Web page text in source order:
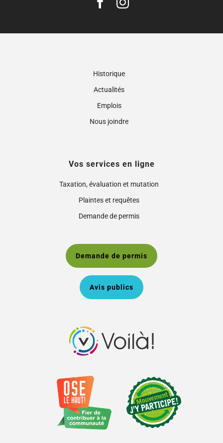
Historique
Actualités
Emplois
Nous joindre
Vos services en ligne
Taxation, évaluation et mutation
Plaintes et requêtes
Demande de permis
Demande de permis
Avis publics